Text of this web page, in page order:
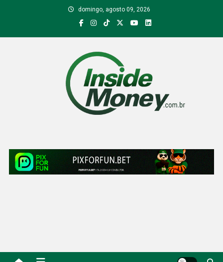
domingo, agosto 09, 2026
Inside Money